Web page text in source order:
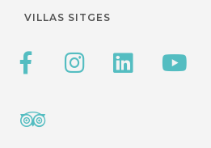
VILLAS SITGES